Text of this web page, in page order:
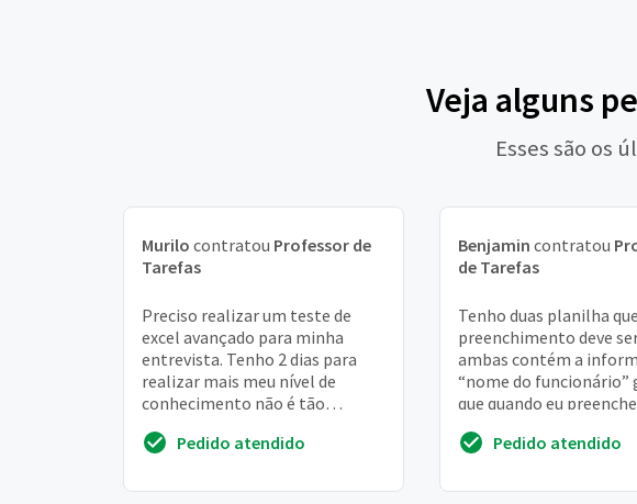
Veja alguns
Esses são os
Murilo contratou Professor de
Tarefas
Preciso realizar um teste de
excel avançado para minha
entrevista. Tenho 2 dias para
realizar mais meu nível de
conhecimento não é tão
para realizar
Pedido atendido
Benjamin contratou
de Tarefas
Tenho duas planilha
preenchimento deve
ambas contém a
“nome do funcionário”
que quando eu
automaticamente e ...
Pedido atendido